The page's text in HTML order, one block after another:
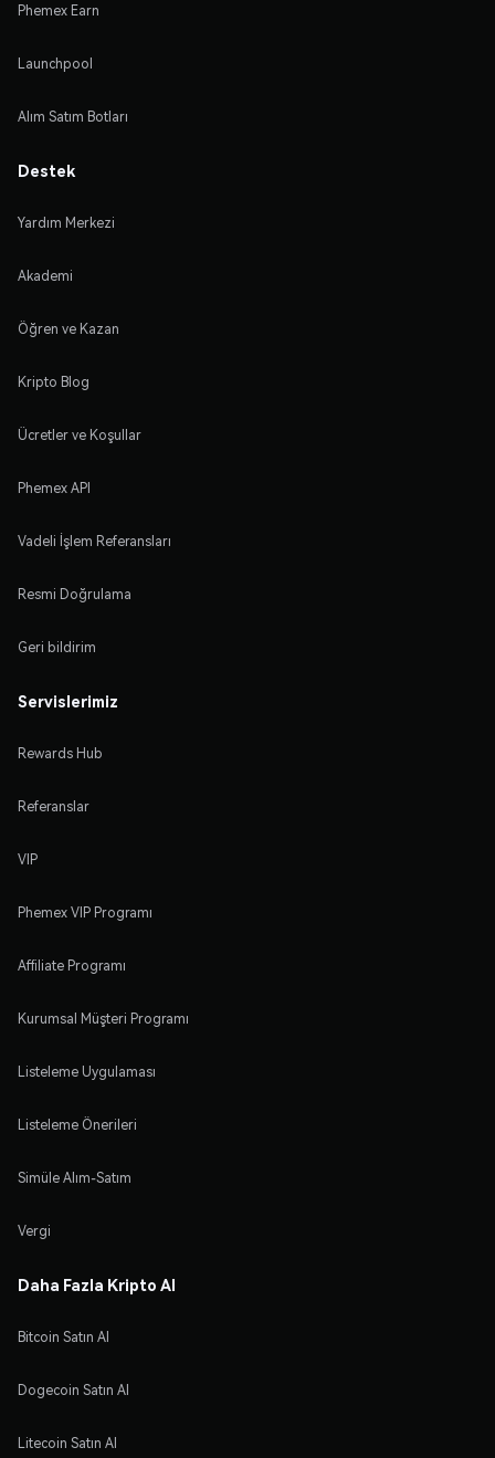
Phemex Earn
Launchpool
Alım Satım Botları
Destek
Yardım Merkezi
Akademi
Öğren ve Kazan
Kripto Blog
Ücretler ve Koşullar
Phemex API
Vadeli İşlem Referansları
Resmi Doğrulama
Geri bildirim
Servislerimiz
Rewards Hub
Referanslar
VIP
Phemex VIP Programı
Affiliate Programı
Kurumsal Müşteri Programı
Listeleme Uygulaması
Listeleme Önerileri
Simüle Alım-Satım
Vergi
Daha Fazla Kripto Al
Bitcoin Satın Al
Dogecoin Satın Al
Litecoin Satın Al